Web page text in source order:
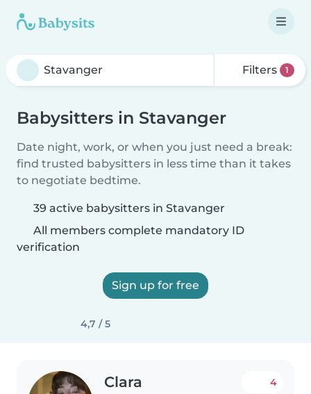
Filters 1
Babysitters in Stavanger
Date night, work, or when you just need a break:
find trusted babysitters in less time than it takes
to negotiate bedtime.
39 active babysitters in Stavanger
All members complete mandatory ID
verification
Sign up for free
4,7 / 5
Clara 4